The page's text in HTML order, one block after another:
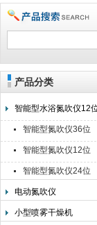
上海旌派仪器有限公司
产品分类
智能型水浴氮吹仪12
智能型氮吹仪36位
智能型氮吹仪12位
智能型氮吹仪24位
电动氮吹仪
小型喷雾干燥机